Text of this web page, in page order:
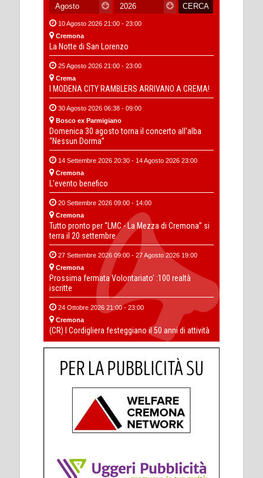
10 Agosto 2026 21:00 - 23:00
Cremona
La Notte di San Lorenzo
25 Agosto 2026 21:00 - 23:00
Crema
I MODENA CITY RAMBLERS ARRIVANO A CREMA!
30 Agosto 2026 06:38 - 09:00
Bosco ex Parmigiano
Domenica 30 agosto torna il concerto all’alba
“Nessun Dorma”
14 Settembre 2026 20:30 - 14 Agosto 2026 23:00
Cremona
L'evento benefico
20 Settembre 2026 09:00 - 14:00
Cremona
Tutto pronto per “LMC - La Mezza di Cremona” si
terra il 20 settembre
27 Settembre 2026 09:00 - 27 Agosto 2026 19:00
Cremona
Prossima fermata Volontariato' :100 realtà
iscritte
24 Ottobre 2026 21:00 - 23:00
Cremona
(CR) I Cordigliera festeggiano il 50 anni di attività